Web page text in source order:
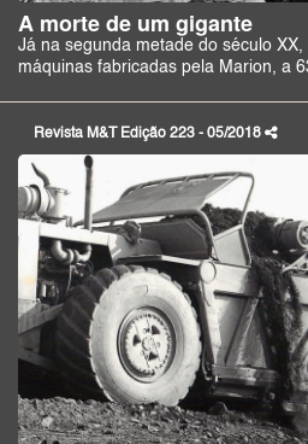
A morte de um gigante
Já na segunda metade do século
máquinas fabricadas pela Marion, a
Revista M&T Edição 223 - 05/2018